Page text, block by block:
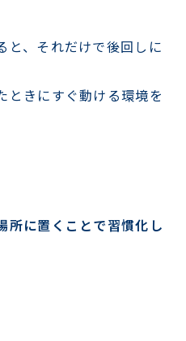
と、それだけで後回しに
ときにすぐ動ける環境を
所に置くことで習慣化し